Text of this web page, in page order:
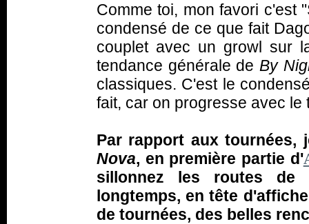
Comme toi, mon favori c'est
condensé de ce que fait
couplet avec un growl sur
tendance générale de By
classiques. C'est le
fait, car on progresse avec le
Par rapport aux
Nova, en première partie d'
sillonnez les routes de
longtemps, en tête
de tournées, des belles